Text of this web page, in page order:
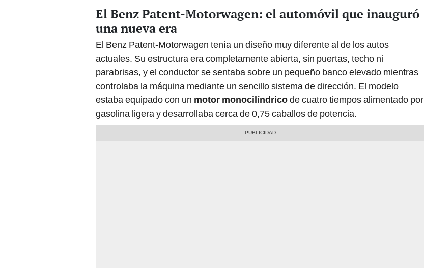
El Benz Patent-Motorwagen: el automóvil que inauguró
una nueva era
El Benz Patent-Motorwagen tenía un diseño muy diferente al de los autos
actuales. Su estructura era completamente abierta, sin puertas, techo ni
parabrisas, y el conductor se sentaba sobre un pequeño banco elevado mientras
controlaba la máquina mediante un sencillo sistema de dirección. El modelo
estaba equipado con un motor monocilíndricode cuatro tiempos alimentado por
gasolina ligera y desarrollaba cerca de 0,75 caballos de potencia.